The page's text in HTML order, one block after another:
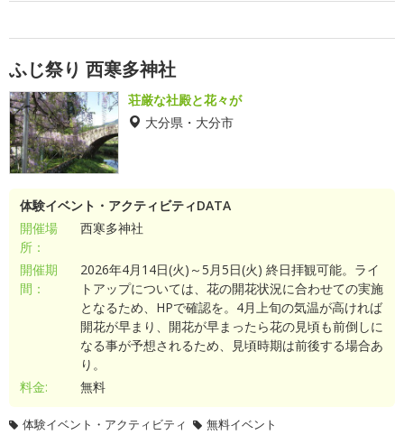
ふじ祭り 西寒多神社
荘厳な社殿と花々が
大分県・大分市
体験イベント・アクティビティDATA
開催場
所：
西寒多神社
開催期
間：
2026年4月14日(火)～5月5日(火) 終日拝観可能。ライ
トアップについては、花の開花状況に合わせての実施
となるため、HPで確認を。4月上旬の気温が高ければ
開花が早まり、開花が早まったら花の見頃も前倒しに
なる事が予想されるため、見頃時期は前後する場合あ
り。
料金:
無料
体験イベント・アクティビティ 無料イベント